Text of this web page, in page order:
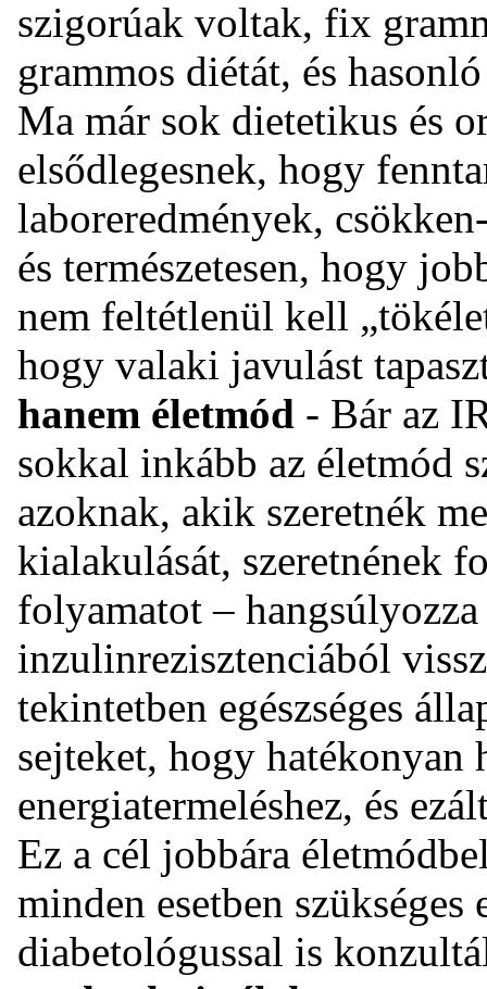
szigorúak voltak, fix
grammos diétát, és
Ma már sok dietetikus és
elsődlegesnek, hogy
laboreredmények,
és természetesen, hogy
nem feltétlenül kell
hogy valaki javulást
hanem életmód - Bár az
sokkal inkább az életmód
azoknak, akik szeretnék
kialakulását, szeretnének
folyamatot –
inzulinrezisztenciából
tekintetben egészséges
sejteket, hogy hatékonyan
energiatermeléshez, és
Ez a cél jobbára
minden esetben
diabetológussal is